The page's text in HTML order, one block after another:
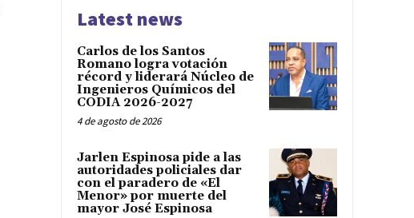
Latest news
Carlos de los Santos
Romano logra votación
récord y liderará Núcleo de
Ingenieros Químicos del
CODIA 2026-2027
4 de agosto de 2026
Jarlen Espinosa pide a las
autoridades policiales dar
con el paradero de «El
Menor» por muerte del
mayor José Espinosa